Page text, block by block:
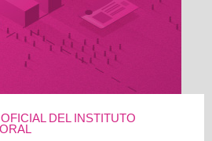
DEL INSTITUTO